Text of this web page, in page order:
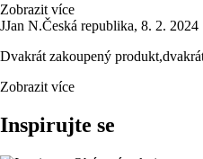
Zobrazit více
JJan N.Česká republika, 8. 2. 2024
Dvakrát zakoupený
Zobrazit více
Inspirujte se